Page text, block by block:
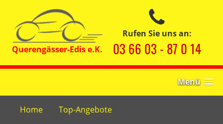
Rufen Sie uns an:
03 66 03 - 87 0 14
Menü
Home Top-Angebote